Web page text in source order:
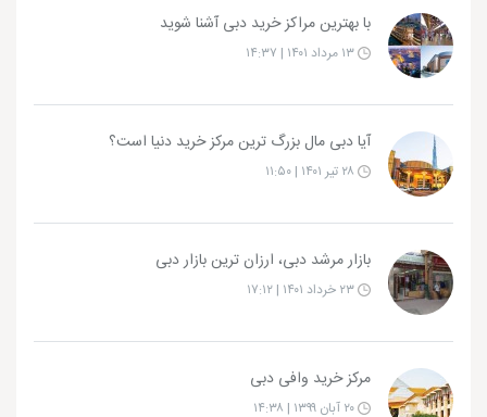
با بهترین مراکز خرید دبی آشنا شوید
آیا دبی مال بزرگ ترین مرکز خرید دنیا است؟
بازار مرشد دبی، ارزان ترین بازار دبی
مرکز خرید وافی دبی